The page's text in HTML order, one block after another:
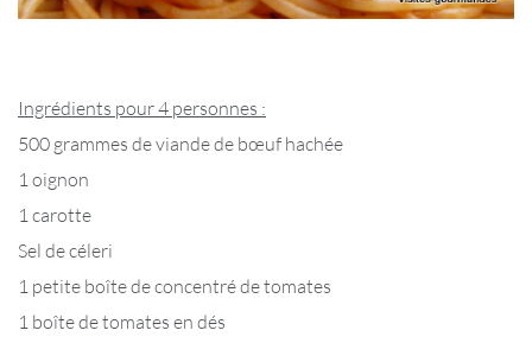
Ingrédients pour 4 personnes :
500 grammes de viande de bœuf hachée
1 oignon
1 carotte
Sel de céleri
1 petite boîte de concentré de tomates
1 boîte de tomates en dés